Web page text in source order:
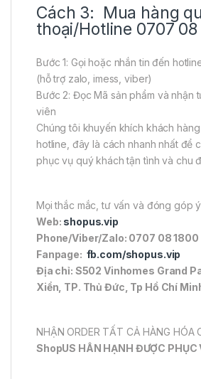
Cách 3: Mua hàng
thoại/Hotline 0707 08
Bước 1: Gọi hoặc nhắn tin đến
(hỗ trợ zalo, imess, viber)
Bước 2: Đọc Mã sản phẩm và nhận
viên
Chúng tôi khuyến khích khách
hotline, đây là cách nhanh nhất để
phục vụ quý khách tận tình và chu
Mọi thắc mắc, tư vấn và đóng góp
Web: shopus.vip
Phone/Viber/Zalo: 0707 08 1800
Fanpage: fb.com/shopus.vip
Địa chỉ: S502 Vinhomes Grand
Xiển, TP. Thủ Đức, Tp Hồ Chí
NHẬN ORDER TẤT CẢ HÀNG HÓA
ShopUS HÂN HẠNH ĐƯỢC PHỤC